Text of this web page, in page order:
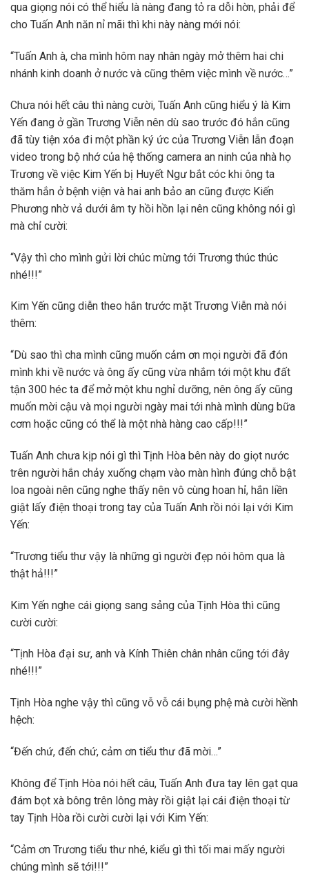
qua giọng nói có thể hiểu là nàng đang tỏ ra dỗi hờn, phải để
cho Tuấn Anh năn nỉ mãi thì khi này nàng mới nói:
“Tuấn Anh à, cha mình hôm nay nhân ngày mở thêm hai chi
nhánh kinh doanh ở nước và cũng thêm việc mình về nước…”
Chưa nói hết câu thì nàng cười, Tuấn Anh cũng hiểu ý là Kim
Yến đang ở gần Trương Viễn nên dù sao trước đó hắn cũng
đã tùy tiện xóa đi một phần ký ức của Trương Viễn lẫn đoạn
video trong bộ nhớ của hệ thống camera an ninh của nhà họ
Trương về việc Kim Yến bị Huyết Ngư bắt cóc khi ông ta
thăm hắn ở bệnh viện và hai anh bảo an cũng được Kiến
Phương nhờ vả dưới âm ty hồi hồn lại nên cũng không nói gì
mà chỉ cười:
“Vậy thì cho mình gửi lời chúc mừng tới Trương thúc thúc
nhé!!!”
Kim Yến cũng diễn theo hắn trước mặt Trương Viễn mà nói
thêm:
“Dù sao thì cha mình cũng muốn cảm ơn mọi người đã đón
mình khi về nước và ông ấy cũng vừa nhắm tới một khu đất
tận 300 héc ta để mở một khu nghỉ dưỡng, nên ông ấy cũng
muốn mời cậu và mọi người ngày mai tới nhà mình dùng bữa
cơm hoặc cũng có thể là một nhà hàng cao cấp!!!”
Tuấn Anh chưa kịp nói gì thì Tịnh Hòa bên này do giọt nước
trên người hắn chảy xuống chạm vào màn hình đúng chỗ bật
loa ngoài nên cũng nghe thấy nên vô cùng hoan hỉ, hắn liền
giật lấy điện thoại trong tay của Tuấn Anh rồi nói lại với Kim
Yến:
“Trương tiểu thư vậy là những gì người đẹp nói hôm qua là
thật hả!!!”
Kim Yến nghe cái giọng sang sảng của Tịnh Hòa thì cũng
cười cười:
“Tịnh Hòa đại sư, anh và Kính Thiên chân nhân cũng tới đây
nhé!!!”
Tịnh Hòa nghe vậy thì cũng vỗ vỗ cái bụng phệ mà cười hềnh
hệch:
“Đến chứ, đến chứ, cảm ơn tiểu thư đã mời…”
Không để Tịnh Hòa nói hết câu, Tuấn Anh đưa tay lên gạt qua
đám bọt xà bông trên lông mày rồi giật lại cái điện thoại từ
tay Tịnh Hòa rồi cười cười lại với Kim Yến:
“Cảm ơn Trương tiểu thư nhé, kiểu gì thì tối mai mấy người
chúng mình sẽ tới!!!”